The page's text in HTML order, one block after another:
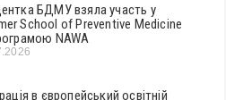
БДМУ взяла участь у
School of Preventive Medicine
NAWA
в європейський освітній